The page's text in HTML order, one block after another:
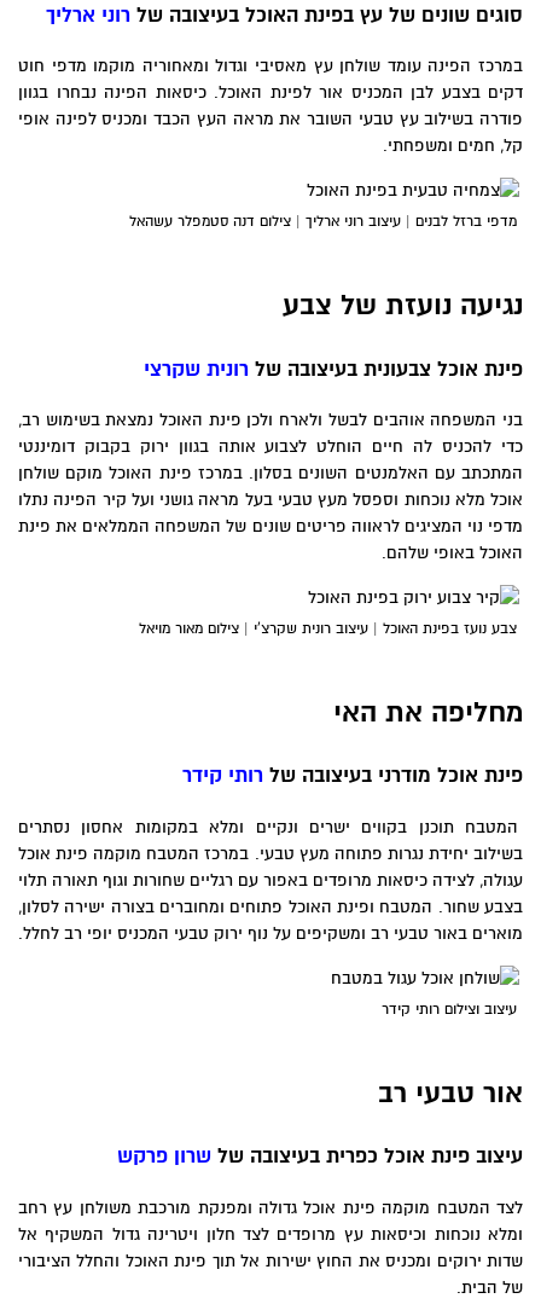
סוגים שונים של עץ בפינת האוכל בעיצובה של רוני ארליך
במרכז הפינה עומד שולחן עץ מאסיבי וגדול ומאחוריה מוקמו מדפי חוט
דקים בצבע לבן המכניס אור לפינת האוכל. כיסאות הפינה נבחרו בגוון
פודרה בשילוב עץ טבעי השובר את מראה העץ הכבד ומכניס לפינה אופי
קל, חמים ומשפחתי.
מדפי ברזל לבנים | עיצוב רוני ארליך | צילום דנה סטמפלר עשהאל
נגיעה נועזת של צבע
פינת אוכל צבעונית בעיצובה של רונית שקרצי
בני המשפחה אוהבים לבשל ולארח ולכן פינת האוכל נמצאת בשימוש רב,
כדי להכניס לה חיים הוחלט לצבוע אותה בגוון ירוק בקבוק דומיננטי
המתכתב עם האלמנטים השונים בסלון. במרכז פינת האוכל מוקם שולחן
אוכל מלא נוכחות וספסל מעץ טבעי בעל מראה גושני ועל קיר הפינה נתלו
מדפי נוי המציגים לראווה פריטים שונים של המשפחה הממלאים את פינת
האוכל באופי שלהם.
צבע נועז בפינת האוכל | עיצוב רונית שקרצ’י | צילום מאור מויאל
מחליפה את האי
פינת אוכל מודרני בעיצובה של רותי קידר
המטבח תוכנן בקווים ישרים ונקיים ומלא במקומות אחסון נסתרים
בשילוב יחידת נגרות פתוחה מעץ טבעי. במרכז המטבח מוקמה פינת אוכל
עגולה, לצידה כיסאות מרופדים באפור עם רגליים שחורות וגוף תאורה תלוי
בצבע שחור. המטבח ופינת האוכל פתוחים ומחוברים בצורה ישירה לסלון,
מוארים באור טבעי רב ומשקיפים על נוף ירוק טבעי המכניס יופי רב לחלל.
עיצוב וצילום רותי קידר
אור טבעי רב
עיצוב פינת אוכל כפרית בעיצובה של שרון פרקש
לצד המטבח מוקמה פינת אוכל גדולה ומפנקת מורכבת משולחן עץ רחב
ומלא נוכחות וכיסאות עץ מרופדים לצד חלון ויטרינה גדול המשקיף אל
שדות ירוקים ומכניס את החוץ ישירות אל תוך פינת האוכל והחלל הציבורי
של הבית.